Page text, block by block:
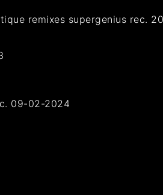
remixes supergenius rec.
09-02-2024